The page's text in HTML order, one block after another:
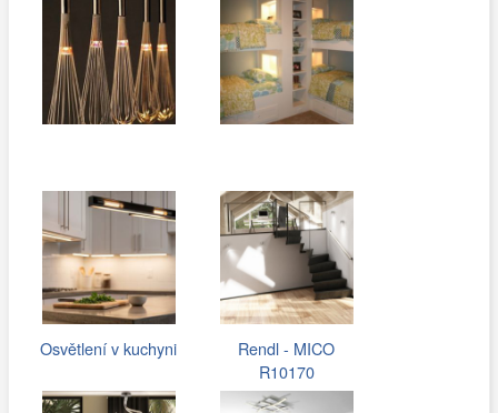
Osvětlení v kuchyni
Rendl - MICO
R10170